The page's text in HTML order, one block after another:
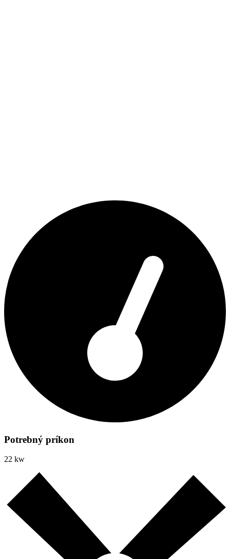
Potrebný príkon
22 kw